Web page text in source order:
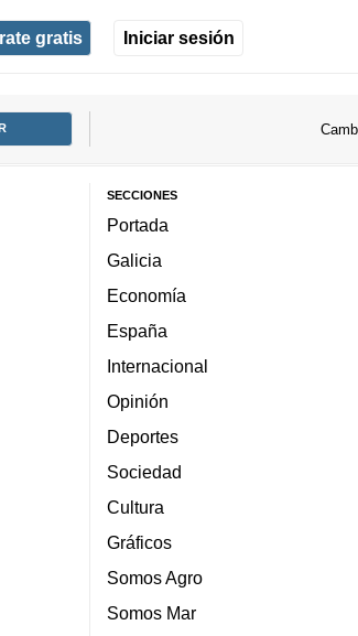
gratis Iniciar sesión
SECCIONES
Portada
Galicia
Economía
España
Internacional
Opinión
Deportes
Sociedad
Cultura
Gráficos
Somos Agro
Somos Mar